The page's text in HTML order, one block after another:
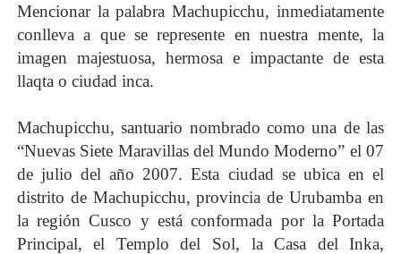
Mencionar la palabra Machupicchu, inmediatamente
conlleva a que se represente en nuestra mente, la
imagen majestuosa, hermosa e impactante de esta
llaqta o ciudad inca.
Machupicchu, santuario nombrado como una de las
“Nuevas Siete Maravillas del Mundo Moderno” el 07
de julio del año 2007. Esta ciudad se ubica en el
distrito de Machupicchu, provincia de Urubamba en
la región Cusco y está conformada por la Portada
Principal, el Templo del Sol, la Casa del Inka,